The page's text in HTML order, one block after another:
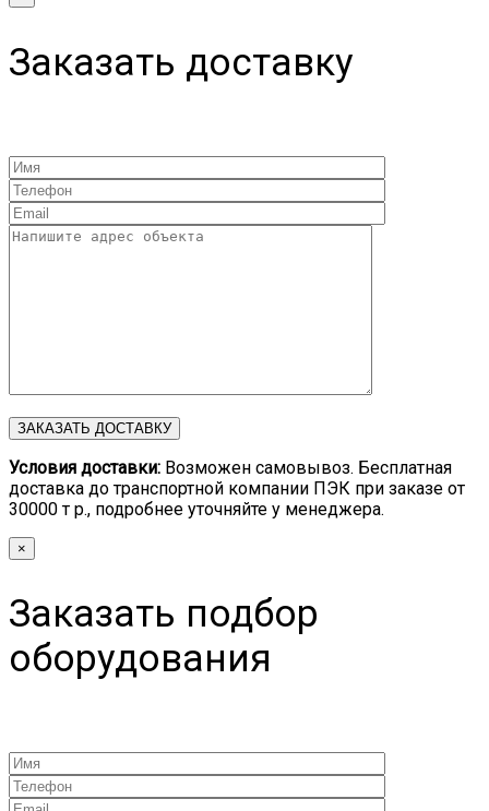
Заказать доставку
Условия доставки: Возможен самовывоз. Бесплатная
доставка до транспортной компании ПЭК при заказе от
30000 т р., подробнее уточняйте у менеджера.
×
Заказать подбор
оборудования